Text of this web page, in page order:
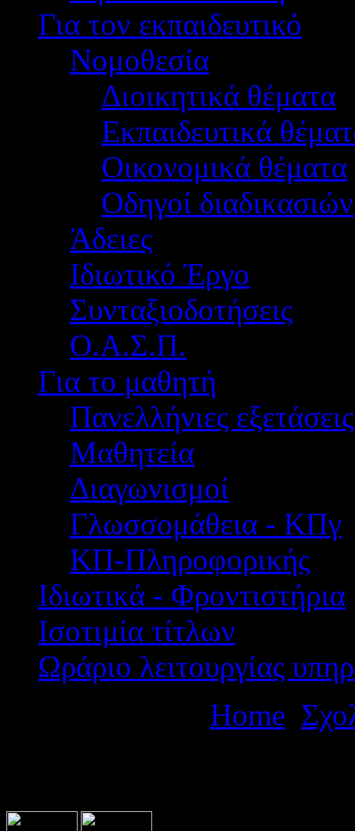
Για τον εκπαιδευτικό
Νομοθεσία
Διοικητικά θέματα
Εκπαιδευτικά
Οικονομικά θέματα
Οδηγοί διαδικασιών
Άδειες
Ιδιωτικό Έργο
Συνταξιοδοτήσεις
Ο.Α.Σ.Π.
Για το μαθητή
Πανελλήνιες εξετάσεις
Μαθητεία
Διαγωνισμοί
Γλωσσομάθεια - ΚΠγ
ΚΠ-Πληροφορικής
Ιδιωτικά - Φροντιστήρια
Ισοτιμία τίτλων
Ωράριο λειτουργίας
Home